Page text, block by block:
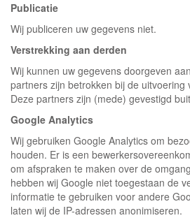
Publicatie
Wij publiceren uw gegevens niet.
Verstrekking aan derden
Wij kunnen uw gegevens doorgeven
partners zijn betrokken bij de uitvoering
Deze partners zijn (mede) gevestigd
Google Analytics
Wij gebruiken Google Analytics om
houden. Er is een
om afspraken te maken over de
hebben wij Google niet toegestaan de
informatie te gebruiken voor andere
laten wij de IP-adressen anonimiseren.